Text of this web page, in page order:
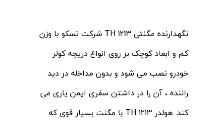
نگهدارنده مگنتی TH 1213 شرکت تسکو با وزن
کم و ابعاد کوچک بر روی انواع دریچه کولر
خودرو نصب می شود و بدون مداخله در دید
راننده ، آن را در داشتن سفری ایمن یاری می
کند. هولدر TH 1213 با مگنت بسیار قوی که